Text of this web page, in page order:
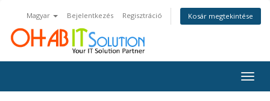
Magyar Bejelentkezés Regisztráció Kosár megtekintése